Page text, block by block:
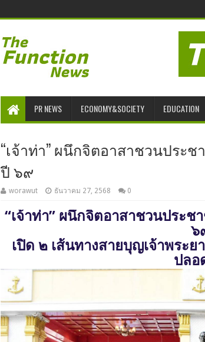
PR NEWS ECONOMY&SOCIETY EDUCATION
“เจ้าท่า” ผนึกจิตอาสาชวนประช
ปี ๖๙
worawut ธันวาคม 27, 2568 0
“เจ้าท่า” ผนึกจิตอาสาชวนประช
๖
เปิด ๒ เส้นทางสายบุญเจ้าพระ
ปลอ